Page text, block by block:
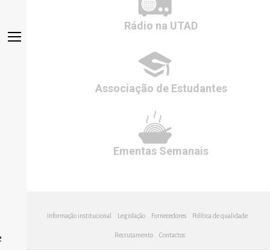
Rádio na UTAD
Associação de Estudantes
Ementas Semanais
Informação institucional Legislação Fornecedores Política de qualidade
Recrutamento Contactos